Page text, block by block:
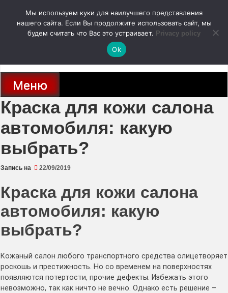
содержимому
autodoc24.ru
Новости про современные автомобили и не только, новинки зарубежного
и отечественного автопрома
Меню
Краска для кожи салона
автомобиля: какую
выбрать?
Запись на 22/09/2019
Краска для кожи салона
автомобиля: какую
выбрать?
Кожаный салон любого транспортного средства олицетворяет
роскошь и престижность. Но со временем на поверхностях
появляются потертости, прочие дефекты. Избежать этого
невозможно, так как ничто не вечно. Однако есть решение –
Мы используем куки для наилучшего представления
нашего сайта. Если Вы продолжите использовать сайт, мы
будем считать что Вас это устраивает. Privacy policy
Ok